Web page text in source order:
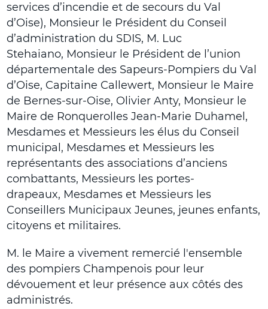
services d’incendie et de secours du Val
d’Oise), Monsieur le Président du Conseil
d’administration du SDIS, M. Luc
Stehaiano, Monsieur le Président de l’union
départementale des Sapeurs-Pompiers du Val
d’Oise, Capitaine Callewert, Monsieur le Maire
de Bernes-sur-Oise, Olivier Anty, Monsieur le
Maire de Ronquerolles Jean-Marie Duhamel,
Mesdames et Messieurs les élus du Conseil
municipal, Mesdames et Messieurs les
représentants des associations d’anciens
combattants, Messieurs les portes-
drapeaux, Mesdames et Messieurs les
Conseillers Municipaux Jeunes, jeunes enfants,
citoyens et militaires.
M. le Maire a vivement remercié l'ensemble
des pompiers Champenois pour leur
dévouement et leur présence aux côtés des
administrés.